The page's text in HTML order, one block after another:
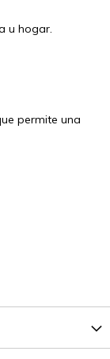
u hogar.
permite una